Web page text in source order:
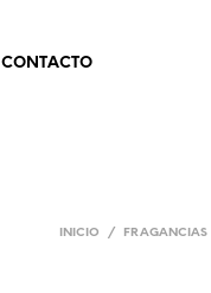
CONTACTO
INICIO / FRAGANCIAS